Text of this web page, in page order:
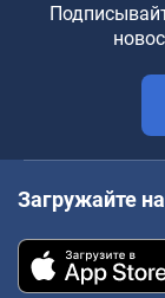
Загружайте